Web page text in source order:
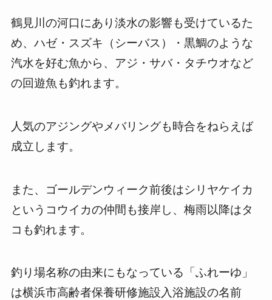
鶴見川の河口にあり淡水の影響も受けているた
め、ハゼ・スズキ（シーバス）・黒鯛のような
汽水を好む魚から、アジ・サバ・タチウオなど
の回遊魚も釣れます。
人気のアジングやメバリングも時合をねらえば
成立します。
また、ゴールデンウィーク前後はシリヤケイカ
というコウイカの仲間も接岸し、梅雨以降はタ
コも釣れます。
釣り場名称の由来にもなっている「ふれーゆ」
は横浜市高齢者保養研修施設入浴施設の名前